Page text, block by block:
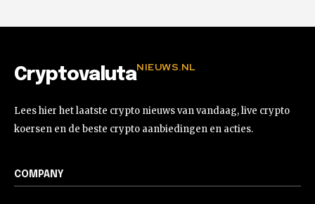
CryptovalutaNIEUWS.NL
Lees hier het laatste crypto nieuws van vandaag, live crypto
koersen en de beste crypto aanbiedingen en acties.
COMPANY